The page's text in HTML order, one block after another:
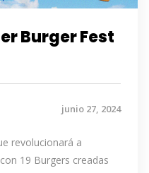
Burger Fest
junio 27, 2024
revolucionará a
19 Burgers creadas